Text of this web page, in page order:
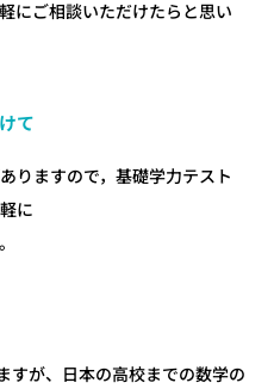
にご相談いただけたらと思い
て
りますので，基礎学力テスト
に
すが、日本の高校までの数学の